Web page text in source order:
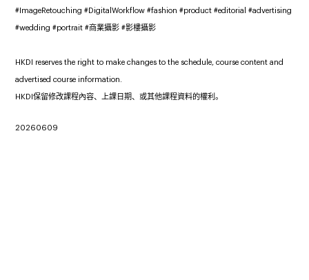
#ImageRetouching #DigitalWorkflow #fashion #product #editorial #advertising
#wedding #portrait #商業攝影 #影樓攝影
HKDI reserves the right to make changes to the schedule, course content and
advertised course information.
HKDI保留修改課程內容、上課日期、或其他課程資料的權利。
20260609